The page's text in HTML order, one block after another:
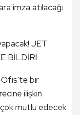
imza atılacağı
JET
BİLDİRİ
Ofis'te bir
ilişkin
çok mutlu edecek